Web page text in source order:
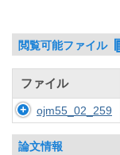
閲覧可能ファイル
ファイル
ojm55_02_259
論文情報